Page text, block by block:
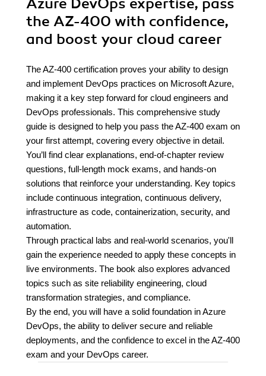
Azure DevOps expertise, pass
the AZ-400 with confidence,
and boost your cloud career
The AZ-400 certification proves your ability to design
and implement DevOps practices on Microsoft Azure,
making it a key step forward for cloud engineers and
DevOps professionals. This comprehensive study
guide is designed to help you pass the AZ-400 exam on
your first attempt, covering every objective in detail.
You’ll find clear explanations, end-of-chapter review
questions, full-length mock exams, and hands-on
solutions that reinforce your understanding. Key topics
include continuous integration, continuous delivery,
infrastructure as code, containerization, security, and
automation.
Through practical labs and real-world scenarios, you'll
gain the experience needed to apply these concepts in
live environments. The book also explores advanced
topics such as site reliability engineering, cloud
transformation strategies, and compliance.
By the end, you will have a solid foundation in Azure
DevOps, the ability to deliver secure and reliable
deployments, and the confidence to excel in the AZ-400
exam and your DevOps career.